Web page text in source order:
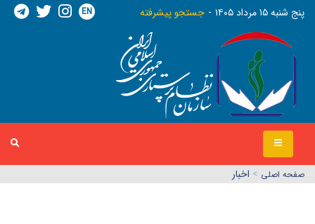
پنج شنبه ١٥ مرداد ١٤٠٥ جستجو پیشرفته EN
صفحه اصلي > اخبار